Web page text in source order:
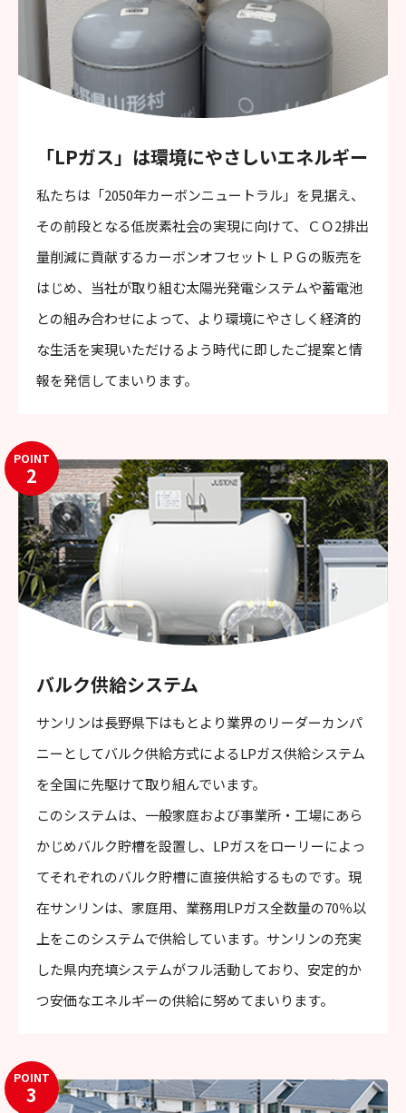
「LPガス」は環境にやさしいエネルギー
私たちは「2050年カーボンニュートラル」を見据え、
その前段となる低炭素社会の実現に向けて、ＣＯ2排出
量削減に貢献するカーボンオフセットＬＰＧの販売を
はじめ、当社が取り組む太陽光発電システムや蓄電池
との組み合わせによって、より環境にやさしく経済的
な生活を実現いただけるよう時代に即したご提案と情
報を発信してまいります。
POINT
2
バルク供給システム
サンリンは長野県下はもとより業界のリーダーカンパ
ニーとしてバルク供給方式によるLPガス供給システム
を全国に先駆けて取り組んでいます。
このシステムは、一般家庭および事業所・工場にあら
かじめバルク貯槽を設置し、LPガスをローリーによっ
てそれぞれのバルク貯槽に直接供給するものです。現
在サンリンは、家庭用、業務用LPガス全数量の70％以
上をこのシステムで供給しています。サンリンの充実
した県内充填システムがフル活動しており、安定的か
つ安価なエネルギーの供給に努めてまいります。
POINT
3